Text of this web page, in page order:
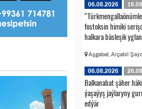
06.08.2026
fostoksin himiki
halkara bäsleşik
Aşgabat, Arçabil
06.08.2026
Balkanabat şäher
ýaşaýyş jaýlaryny
edýär